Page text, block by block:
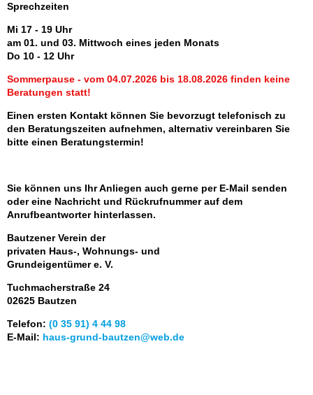
Sprechzeiten
Mi 17 - 19 Uhr
am 01. und 03. Mittwoch eines jeden Monats
Do 10 - 12 Uhr
Sommerpause - vom 04.07.2026 bis 18.08.2026 finden keine
Beratungen statt!
Einen ersten Kontakt können Sie bevorzugt telefonisch zu
den Beratungszeiten aufnehmen, alternativ vereinbaren Sie
bitte einen Beratungstermin!
Sie können uns Ihr Anliegen auch gerne per E-Mail senden
oder eine Nachricht und Rückrufnummer auf dem
Anrufbeantworter hinterlassen.
Bautzener Verein der
privaten Haus-, Wohnungs- und
Grundeigentümer e. V.
Tuchmacherstraße 24
02625 Bautzen
Telefon: (0 35 91) 4 44 98
E-Mail: haus-grund-bautzen@web.de